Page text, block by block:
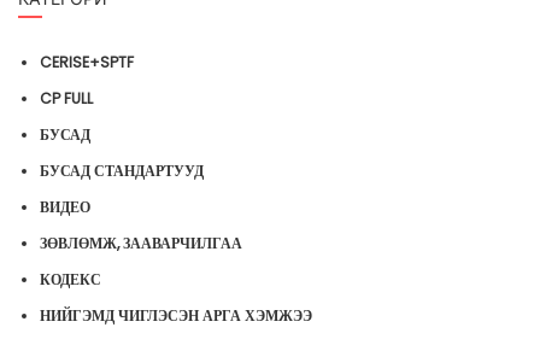
CERISE+SPTF
CP FULL
БУСАД
БУСАД СТАНДАРТУУД
ВИДЕО
ЗӨВЛӨМЖ, ЗААВАРЧИЛГАА
КОДЕКС
НИЙГЭМД ЧИГЛЭСЭН АРГА ХЭМЖЭЭ